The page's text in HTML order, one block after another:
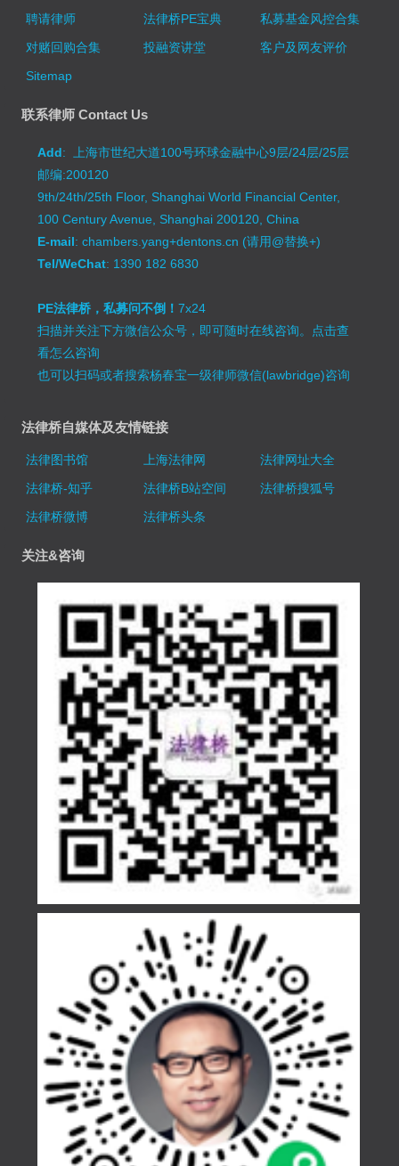
聘请律师
法律桥PE宝典
私募基金风控合集
对赌回购合集
投融资讲堂
客户及网友评价
Sitemap
联系律师 Contact Us
Add: 上海市世纪大道100号环球金融中心9层/24层/25层
邮编:200120
9th/24th/25th Floor, Shanghai World Financial Center,
100 Century Avenue, Shanghai 200120, China
E-mail: chambers.yang+dentons.cn (请用@替换+)
Tel/WeChat: 1390 182 6830
PE法律桥，私募问不倒！7x24
扫描并关注下方微信公众号，即可随时在线咨询。 点击查
看怎么咨询
也可以扫码或者搜索杨春宝一级律师微信(lawbridge)咨询
法律桥自媒体及友情链接
法律图书馆 上海法律网
法律网址大全
法律桥-知乎
法律桥B站空间
法律桥搜狐号
法律桥微博
法律桥头条
关注&咨询